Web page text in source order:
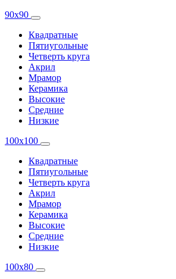
90x90
Квадратные
Пятиугольные
Четверть круга
Акрил
Мрамор
Керамика
Высокие
Средние
Низкие
100x100
Квадратные
Пятиугольные
Четверть круга
Акрил
Мрамор
Керамика
Высокие
Средние
Низкие
100x80